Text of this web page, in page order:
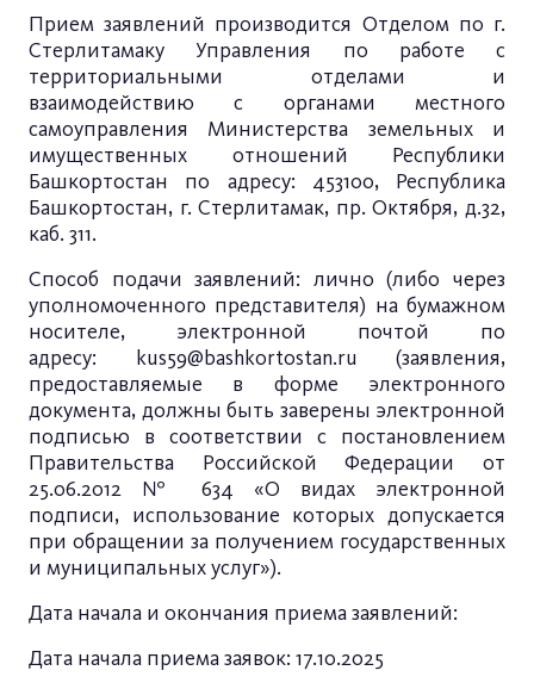
Прием заявлений производится Отделом по г.
Стерлитамаку Управления по работе с
территориальными отделами и
взаимодействию с органами местного
самоуправления Министерства земельных и
имущественных отношений Республики
Башкортостан по адресу: 453100, Республика
Башкортостан, г. Стерлитамак, пр. Октября, д.32,
каб. 311.
Способ подачи заявлений: лично (либо через
уполномоченного представителя) на бумажном
носителе, электронной почтой по
адресу: kus59@bashkortostan.ru (заявления,
предоставляемые в форме электронного
документа, должны быть заверены электронной
подписью в соответствии с постановлением
Правительства Российской Федерации от
25.06.2012 № 634 «О видах электронной
подписи, использование которых допускается
при обращении за получением государственных
и муниципальных услуг»).
Дата начала и окончания приема заявлений:
Дата начала приема заявок: 17.10.2025